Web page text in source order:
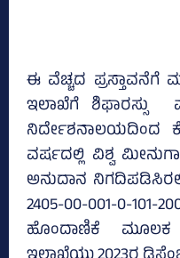
ಈ ವೆಚ್ಚದ
ಇಲಾಖೆಗೆ ಶಿಫಾರಸ್ಸು
ನಿರ್ದೇಶನಾಲಯದಿಂದ
ವರ್ಷದಲ್ಲಿ ವಿಶ್ವ
ಅನುದಾನ
2405-00-001-0-
ಹೊಂದಾಣಿಕೆ ಮೂಲಕ